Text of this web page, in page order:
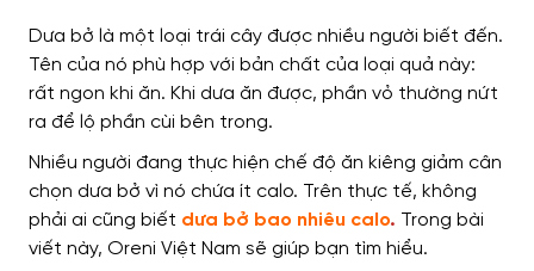
Dưa bở là một loại trái cây được nhiều người biết đến.
Tên của nó phù hợp với bản chất của loại quả này:
rất ngon khi ăn. Khi dưa ăn được, phần vỏ thường nứt
ra để lộ phần cùi bên trong.
Nhiều người đang thực hiện chế độ ăn kiêng giảm cân
chọn dưa bở vì nó chứa ít calo. Trên thực tế, không
phải ai cũng biết dưa bở bao nhiêu calo. Trong bài
viết này, Oreni Việt Nam sẽ giúp bạn tìm hiểu.